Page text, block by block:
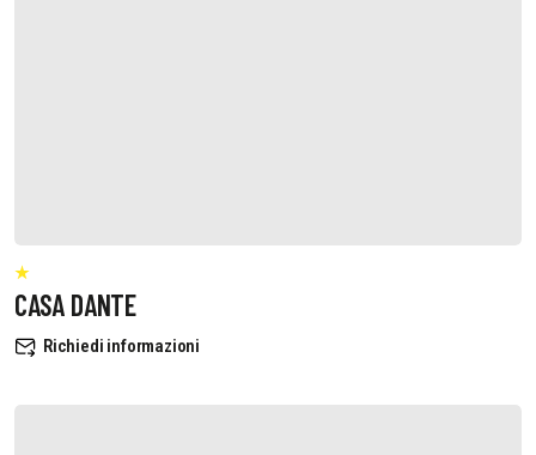
CASA DANTE
Richiedi informazioni